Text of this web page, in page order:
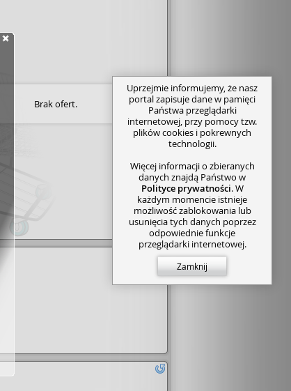
Brak ofert.
Uprzejmie informujemy, że nasz
portal zapisuje dane w pamięci
Państwa przeglądarki
internetowej, przy pomocy tzw.
plików cookies i pokrewnych
technologii.
Więcej informacji o zbieranych
danych znajdą Państwo w
Polityce prywatności. W
każdym momencie istnieje
możliwość zablokowania lub
usunięcia tych danych poprzez
odpowiednie funkcje
przeglądarki internetowej.
Zamknij